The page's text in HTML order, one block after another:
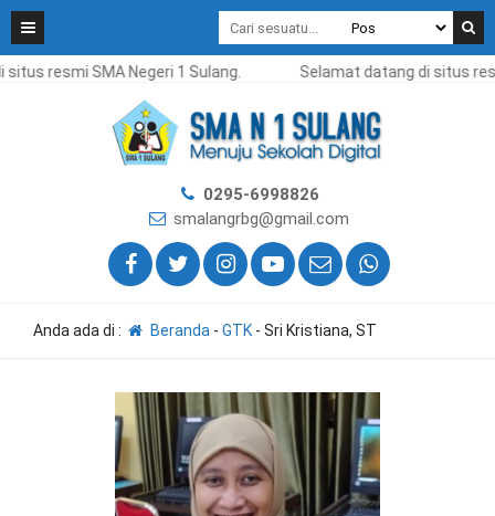
resmi SMA Negeri 1 Sulang. Selamat datang di situs
0295-6998826
smalangrbg@gmail.com
Anda ada di : Beranda - GTK- Sri Kristiana, ST